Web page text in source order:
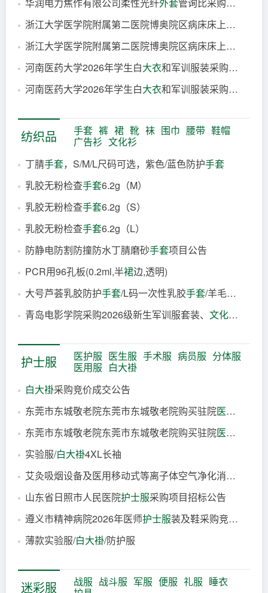
13小时前
14小时前
浙江大学医学院附属第二医院博奥院区病床床上用品五件套、白
2026-08-07
浙江大学医学院附属第二医院博奥院区病床床上用品五件套、白
2026-08-07
河南医药大学2026年学生白大衣和军训服装采购项目包1结果公告
2026-08-07
河南医药大学2026年学生白大衣和军训服装采购项目包2结果公告
2026-08-07
纺织品 手套 裤 裙 靴 袜 围巾 腰带 鞋帽
广告衫 文化衫
丁腈手套，S/M/L尺码可选，紫色/蓝色防护手套
乳胶无粉检查手套6.2g（M）
乳胶无粉检查手套6.2g（S）
乳胶无粉检查手套6.2g（L）
防静电防割防撞防水丁腈磨砂手套项目公告
PCR用96孔板(0.2ml,半裙边,透明)
9小时前
大号芦荟乳胶防护手套/L码一次性乳胶手套/羊毛脂橡胶
9小时前
青岛电影学院采购2026级新生军训服套装、 文化衫
10小时前
护士服 医护服 医生服 手术服 病员服 分体服
医用服 白大褂
白大褂采购竞价成交公告
4小时前
东莞市东城敬老院东莞市东城敬老院购买驻院医护服
8小时前
东莞市东城敬老院东莞市东城敬老院购买驻院医护服
实验服/白大褂4XL长袖
9小时前
艾灸吸烟设备及医用移动式等离子体空气净化消毒机及紫外线杀菌灯车及婴儿量床及二联观片灯及治疗车及医用病历车及不锈钢
2026-08-07
山东省日照市人民医院护士服采购项目招标公告
2026-08-07
遵义市精神病院2026年医师护士服装及鞋采购竞价公告
薄款实验服/白大褂/防护服
2026-08-06
迷彩服 战服 战斗服 军服 便服 礼服 睡衣